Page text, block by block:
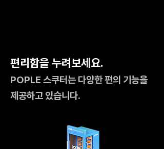
편리함을 누려보세요.
POPLE 스쿠터는 다양한 편의 기능을
제공하고 있습니다.